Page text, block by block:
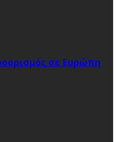
σε Ευρώπη